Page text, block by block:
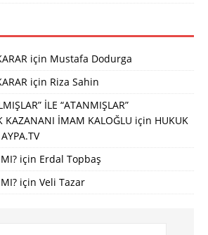
için Mustafa Dodurga
için Riza Sahin
İLE “ATANMIŞLAR”
KAZANANI İMAM KALOĞLU için HUKUK
için Erdal Topbaş
için Veli Tazar